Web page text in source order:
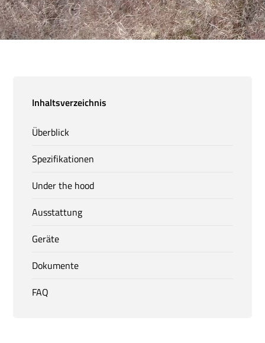
Inhaltsverzeichnis
Überblick
Spezifikationen
Under the hood
Ausstattung
Geräte
Dokumente
FAQ